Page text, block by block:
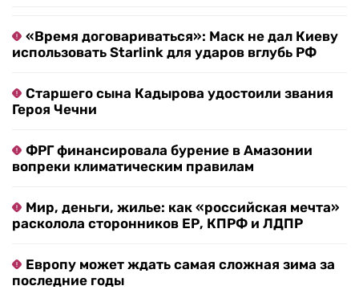
«Время договариваться»: Маск не дал Киеву
использовать Starlink для ударов вглубь РФ
Старшего сына Кадырова удостоили звания
Героя Чечни
ФРГ финансировала бурение в Амазонии
вопреки климатическим правилам
Мир, деньги, жилье: как «российская мечта»
расколола сторонников ЕР, КПРФ и ЛДПР
Европу может ждать самая сложная зима за
последние годы